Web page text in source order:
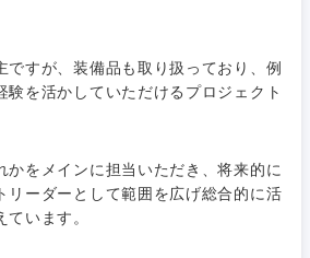
ですが、装備品も取り扱っており、例
験を活かしていただけるプロジェクト
かをメインに担当いただき、将来的に
リーダーとして範囲を広げ総合的に活
います。
その他企画業務
ルスケア・ライフサイエンス
スタートアップ企
業